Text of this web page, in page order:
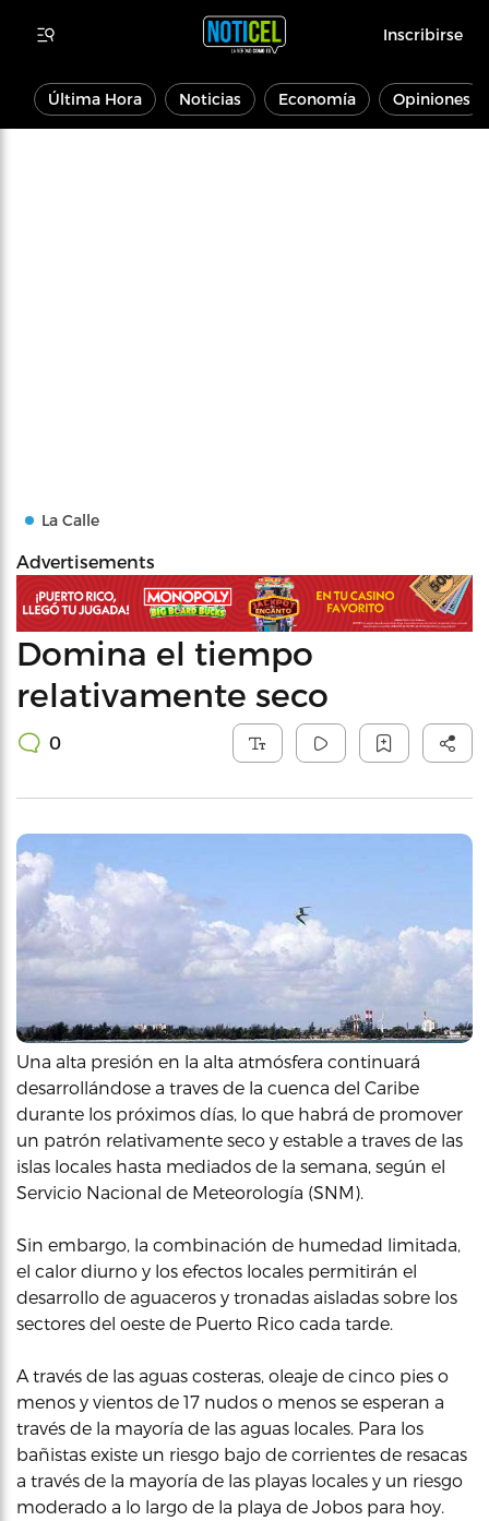
Inscribirse
Última Hora Noticias Economía Opiniones
La Calle
Advertisements
Domina el tiempo
relativamente seco
0
Una alta presión en la alta atmósfera continuará
desarrollándose a traves de la cuenca del Caribe
durante los próximos días, lo que habrá de promover
un patrón relativamente seco y estable a traves de las
islas locales hasta mediados de la semana, según el
Servicio Nacional de Meteorología (SNM).
Sin embargo, la combinación de humedad limitada,
el calor diurno y los efectos locales permitirán el
desarrollo de aguaceros y tronadas aisladas sobre los
sectores del oeste de Puerto Rico cada tarde.
A través de las aguas costeras, oleaje de cinco pies o
menos y vientos de 17 nudos o menos se esperan a
través de la mayoría de las aguas locales. Para los
bañistas existe un riesgo bajo de corrientes de resacas
a través de la mayoría de las playas locales y un riesgo
moderado a lo largo de la playa de Jobos para hoy.